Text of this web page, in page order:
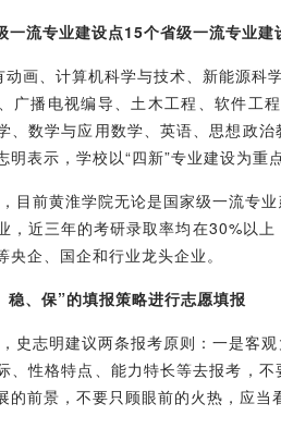
一流专业建设点15个省级一流专业
、计算机科学与技术、新能源科
广播电视编导、土木工程、软件工
、数学与应用数学、英语、思想政
明表示，学校以“四新”专业建设为
前黄淮学院无论是国家级一流专业
，近三年的考研录取率均在30%以
企、国企和行业龙头企业。
稳、保”的填报策略进行志愿填报
志明建议两条报考原则：一是客观
、性格特点、能力特长等去报考，
的前景，不要只顾眼前的火热，应